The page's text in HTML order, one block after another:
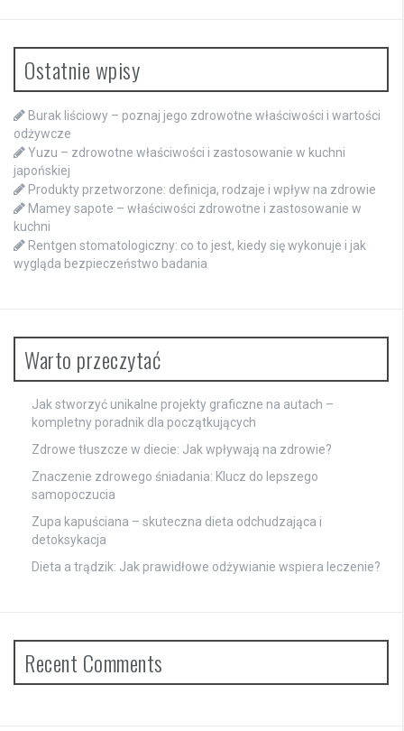
Ostatnie wpisy
Burak liściowy – poznaj jego zdrowotne właściwości i wartości
odżywcze
Yuzu – zdrowotne właściwości i zastosowanie w kuchni
japońskiej
Produkty przetworzone: definicja, rodzaje i wpływ na zdrowie
Mamey sapote – właściwości zdrowotne i zastosowanie w
kuchni
Rentgen stomatologiczny: co to jest, kiedy się wykonuje i jak
wygląda bezpieczeństwo badania
Warto przeczytać
Jak stworzyć unikalne projekty graficzne na autach –
kompletny poradnik dla początkujących
Zdrowe tłuszcze w diecie: Jak wpływają na zdrowie?
Znaczenie zdrowego śniadania: Klucz do lepszego
samopoczucia
Zupa kapuściana – skuteczna dieta odchudzająca i
detoksykacja
Dieta a trądzik: Jak prawidłowe odżywianie wspiera leczenie?
Recent Comments